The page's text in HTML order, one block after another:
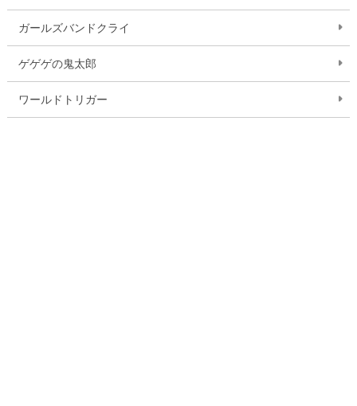
ガールズバンドクライ
ゲゲゲの鬼太郎
ワールドトリガー